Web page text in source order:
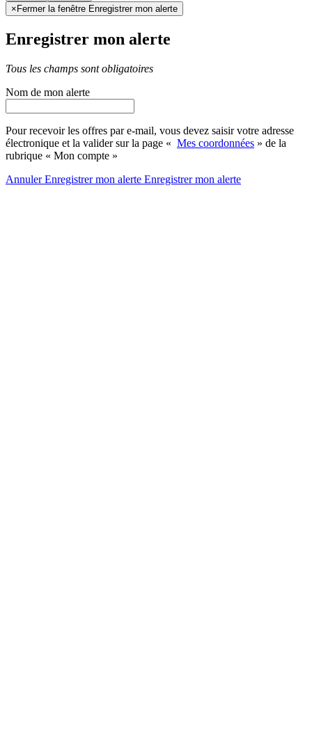
× Fermer la fenêtre Enregistrer mon alerte
Enregistrer mon alerte
Tous les champs sont obligatoires
Nom de mon alerte
Pour recevoir les offres par e-mail, vous devez saisir votre adresse
électronique et la valider sur la page « Mes coordonnées » de la
rubrique « Mon compte »
AnnulerEnregistrer mon alerte Enregistrermon alerte